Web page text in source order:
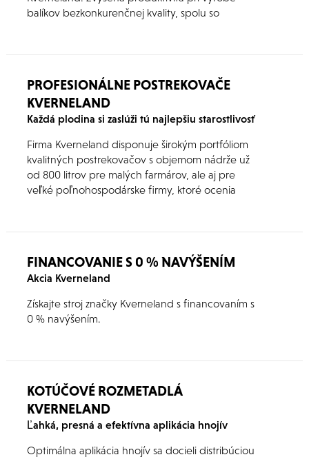
balíkov bezkonkurenčnej kvality, spolu so
PROFESIONÁLNE POSTREKOVAČE
KVERNELAND
Každá plodina si zaslúži tú najlepšiu starostlivosť
Firma Kverneland disponuje širokým portfóliom
kvalitných postrekovačov s objemom nádrže už
od 800 litrov pre malých farmárov, ale aj pre
veľké poľnohospodárske firmy, ktoré ocenia
FINANCOVANIE S 0 % NAVÝŠENÍM
Akcia Kverneland
Získajte stroj značky Kverneland s financovaním s
0 % navýšením.
KOTÚČOVÉ ROZMETADLÁ
KVERNELAND
Ľahká, presná a efektívna aplikácia hnojív
Optimálna aplikácia hnojív sa docieli distribúciou